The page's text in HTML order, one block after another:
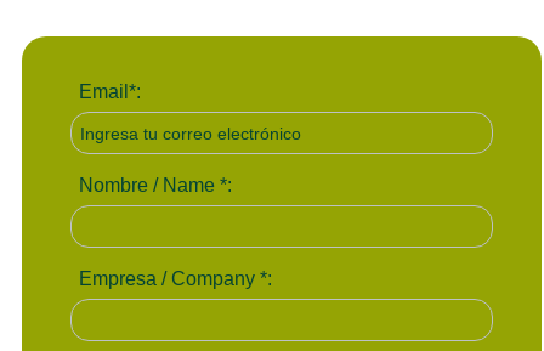
Email *:
Nombre / Name *:
Empresa / Company *: